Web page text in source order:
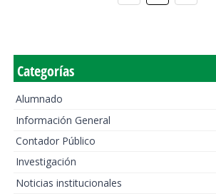
Categorías
Alumnado
Información General
Contador Público
Investigación
Noticias institucionales